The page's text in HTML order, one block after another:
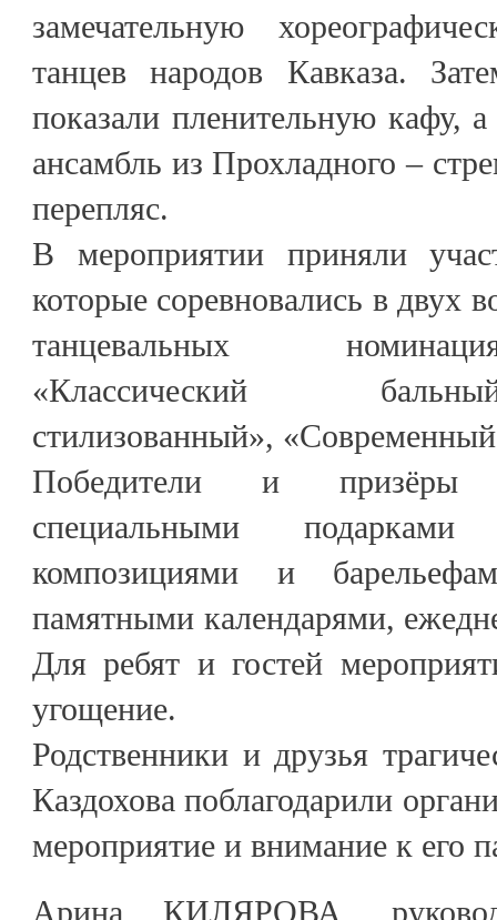
замечательную
танцев народов Кавказа.
показали пленительную кафу,
ансамбль из Прохладного –
перепляс.
В мероприятии приняли
которые соревновались в двух
танцевальных
«Классический
стилизованный»,
Победители и призёры
специальными
композициями и
памятными календарями,
Для ребят и гостей
угощение.
Родственники и друзья
Каздохова поблагодарили
мероприятие и внимание к его
Арина КИЛЯРОВА,